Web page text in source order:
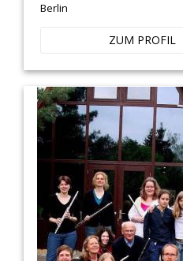
Berlin
ZUM PROFIL